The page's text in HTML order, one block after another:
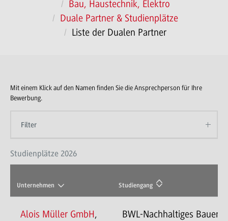
Bau, Haustechnik, Elektro
Duale Partner & Studienplätze
Liste der Dualen Partner
Mit einem Klick auf den Namen finden Sie die Ansprechperson für Ihre
Bewerbung.
Filter
Studienplätze 2026
Unternehmen Studiengang
Alois Müller GmbH,
BWL-Nachhaltiges Bauen